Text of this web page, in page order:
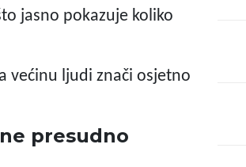
jasno pokazuje koliko
većinu ljudi znači osjetno
presudno